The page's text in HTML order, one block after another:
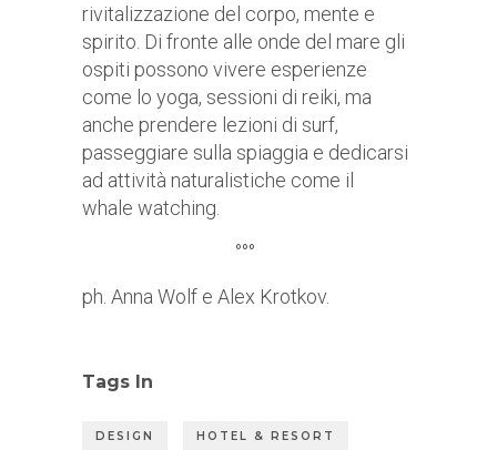
rivitalizzazione del corpo, mente e
spirito. Di fronte alle onde del mare gli
ospiti possono vivere esperienze
come lo yoga, sessioni di reiki, ma
anche prendere lezioni di surf,
passeggiare sulla spiaggia e dedicarsi
ad attività naturalistiche come il
whale watching.
°°°
ph. Anna Wolf e Alex Krotkov.
Tags In
DESIGN HOTEL & RESORT